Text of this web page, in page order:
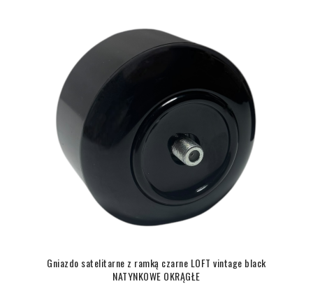
Gniazdo satelitarne z ramką czarne LOFT vintage black
NATYNKOWE OKRĄGŁE